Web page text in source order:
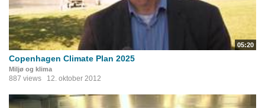
05:20
Copenhagen Climate Plan 2025
Miljø og klima
887 views 12. oktober 2012